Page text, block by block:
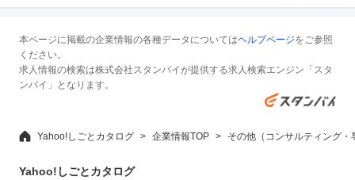
本ページに掲載の企業情報の各種データについてはヘルプページをご参照
ください。
求人情報の検索は株式会社スタンバイが提供する求人検索エンジン「スタ
ンバイ」となります。
Yahoo!しごとカタログ 企業情報TOP その他（コンサルティング・
Yahoo!しごとカタログ